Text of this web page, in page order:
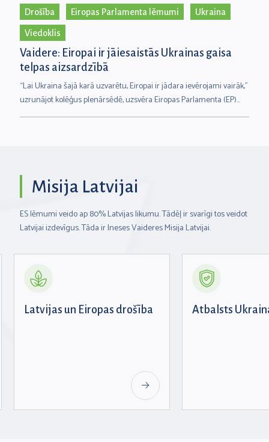
Drošība Eiropas Parlamenta lēmumi Ukraina
Viedoklis
Vaidere: Eiropai ir jāiesaistās Ukrainas gaisa
telpas aizsardzībā
“Lai Ukraina šajā karā uzvarētu, Eiropai ir jādara ievērojami vairāk,”
uzrunājot kolēģus plenārsēdē, uzsvēra Eiropas Parlamenta (EP)
deputāte Inese Vaidere. Viņa ir arī viena no EP rezolūcijas “par ES
Misija Latvijai
ES lēmumi veido ap 80% Latvijas likumu. Tādēļ ir svarīgi tos veidot
Latvijai izdevīgus. Tāda ir Ineses Vaideres Misija Latvijai.
Latvijas un Eiropas drošība Atbalsts